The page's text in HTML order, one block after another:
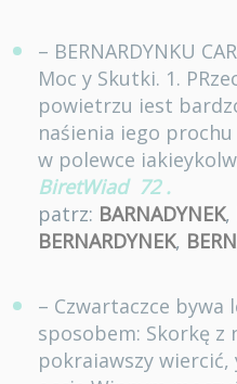
– BERNARDYNKU
Moc y Skutki. 1.
powietrzu iest
naśienia iego
w polewce
BiretWiad 72 .
patrz: BARNADYNEK,
BERNARDYNEK,
– Czwartaczce
sposobem: Skorkę z
pokraiawszy